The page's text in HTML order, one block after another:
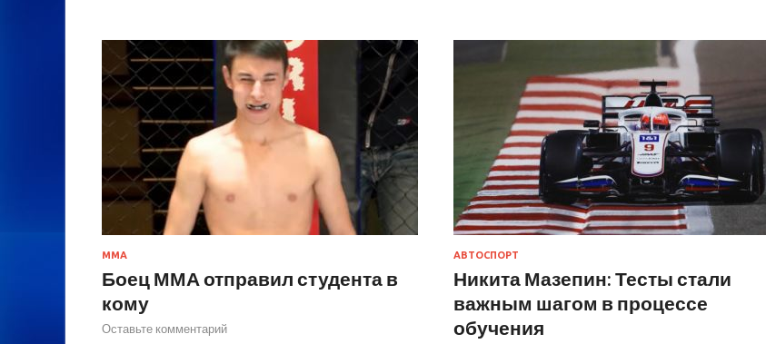
MMA
Боец ММА отправил студента в
кому
Оставьте комментарий
АВТОСПОРТ
Никита Мазепин: Тесты стали
важным шагом в процессе
обучения